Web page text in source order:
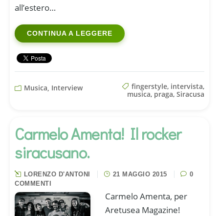
all’estero…
CONTINUA A LEGGERE
Musica, Interview fingerstyle, intervista,
musica, praga, Siracusa
Carmelo Amenta! Il rocker
siracusano.
LORENZO D'ANTONI 21 MAGGIO 2015
0
COMMENTI
Carmelo Amenta, per
Aretusea Magazine!